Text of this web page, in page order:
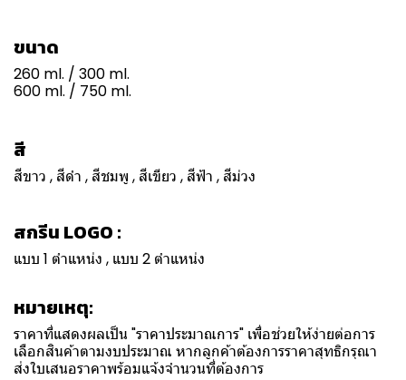
ขนาด
260 ml. / 300 ml.
600 ml. / 750 ml.
สี
สีขาว , สีดำ , สีชมพู , สีเขียว , สีฟ้า , สีม่วง
สกรีน LOGO :
แบบ 1 ตำแหน่ง , แบบ 2 ตำแหน่ง
หมายเหตุ:
ราคาที่แสดงผลเป็น "ราคาประมาณการ" เพื่อช่วยให้ง่ายต่อการ
เลือกสินค้าตามงบประมาณ หากลูกค้าต้องการราคาสุทธิกรุณา
ส่งใบเสนอราคาพร้อมแจ้งจำนวนที่ต้องการ